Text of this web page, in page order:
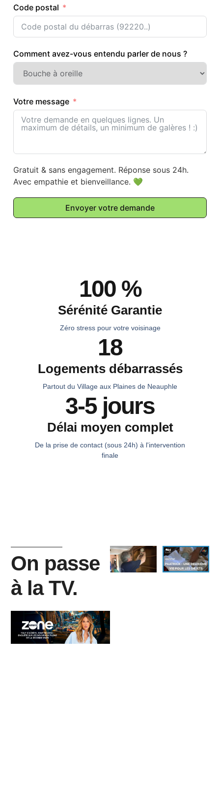
100 %
Sérénité Garantie
Zéro stress pour votre voisinage
18
Logements débarrassés
Partout du Village aux Plaines de Neauphle
3-5 jours
Délai moyen complet
De la prise de contact (sous 24h) à l'intervention
finale
Code postal
Comment avez-vous entendu parler de nous ?
Votre message
Gratuit & sans engagement. Réponse sous 24h.
Avec empathie et bienveillance. 💚
Envoyer votre demande
On passe
à la TV.